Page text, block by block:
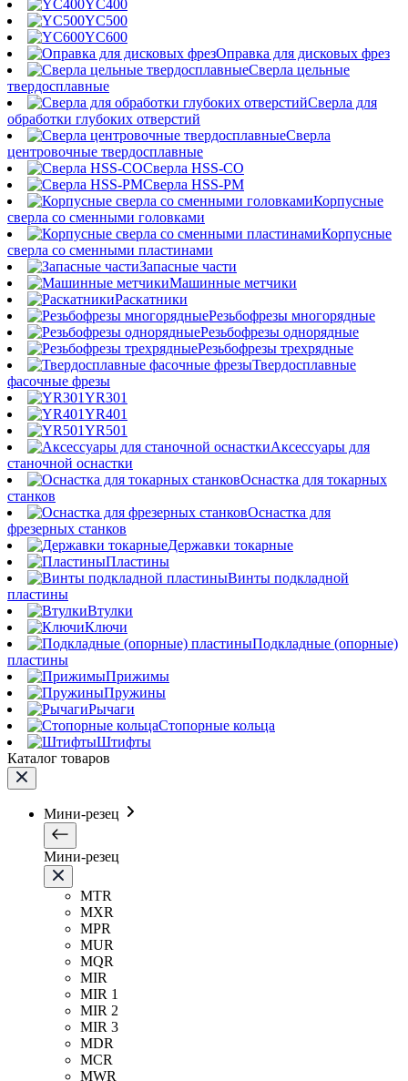
YC400
YC500
YC600
Оправка для дисковых фрез
Сверла цельные
твердосплавные
Сверла для
обработки глубоких отверстий
Сверла
центровочные твердосплавные
Сверла HSS-CO
Сверла HSS-PM
Корпусные
сверла со сменными головками
Корпусные
сверла со сменными пластинами
Запасные части
Машинные метчики
Раскатники
Резьбофрезы многорядные
Резьбофрезы однорядные
Резьбофрезы трехрядные
Твердосплавные
фасочные фрезы
YR301
YR401
YR501
Аксессуары для
станочной оснастки
Оснастка для токарных
станков
Оснастка для
фрезерных станков
Державки токарные
Пластины
Винты подкладной
пластины
Втулки
Ключи
Подкладные (опорные)
пластины
Прижимы
Пружины
Рычаги
Стопорные кольца
Штифты
Каталог товаров
Мини-резец
Мини-резец
MTR
MXR
MPR
MUR
MQR
MIR
MIR 1
MIR 2
MIR 3
MDR
MCR
MWR